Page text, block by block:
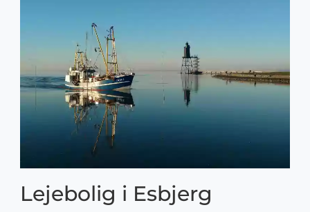
Lejebolig i Esbjerg